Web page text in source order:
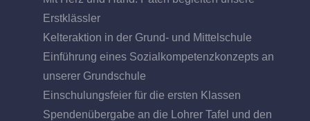
Erstklässler
Kelteraktion in der Grund- und Mittelschule
Einführung eines Sozialkompetenzkonzepts an
unserer Grundschule
Einschulungsfeier für die ersten Klassen
Spendenübergabe an die Lohrer Tafel und den